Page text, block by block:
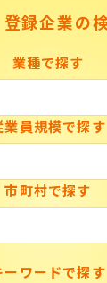
登録企業の
業種で探す
業員規模で探す
市町村で探す
ーワードで探す